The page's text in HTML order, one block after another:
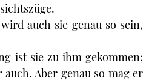
auch sie genau so sein,
ist sie zu ihm gekommen;
Aber genau so mag er